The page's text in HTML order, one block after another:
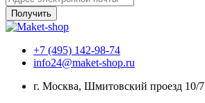
Получить
+7 (495) 142-98-74
info24@maket-shop.ru
г. Москва, Шмитовский проезд 10/7